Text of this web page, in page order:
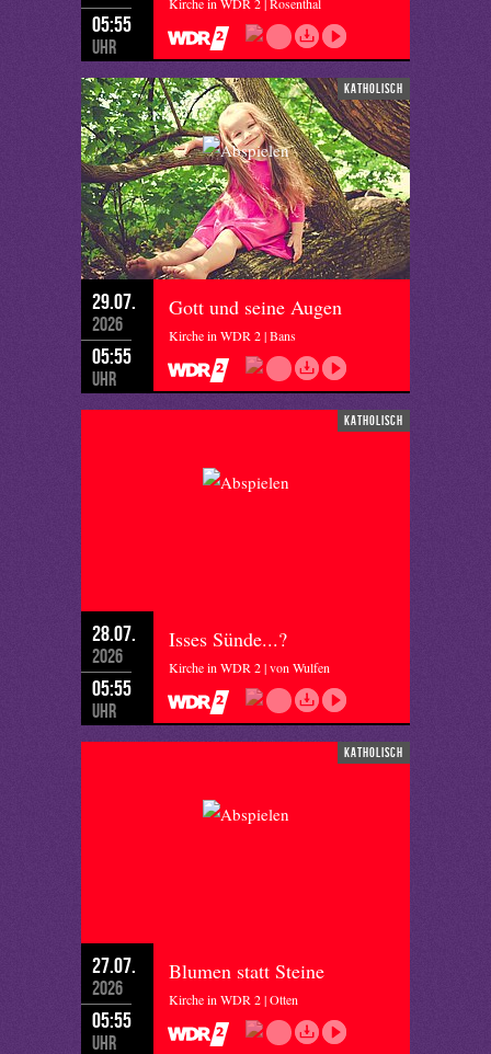
05:55
Uhr
katholisch
29.07.
2026
05:55
Uhr
Gott und seine Augen
Kirche in WDR 2 | Bans
katholisch
28.07.
2026
05:55
Uhr
Isses Sünde...?
Kirche in WDR 2 | von Wulfen
katholisch
27.07.
2026
05:55
Uhr
Blumen statt Steine
Kirche in WDR 2 | Otten